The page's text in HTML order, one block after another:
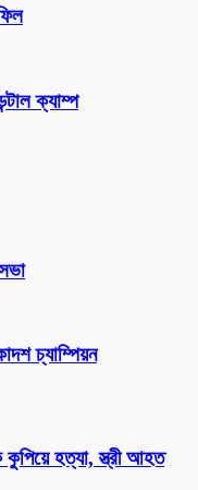
ক্যাম্প
চ্যাম্পিয়ন
কুপিয়ে হত্যা, স্ত্রী আহত